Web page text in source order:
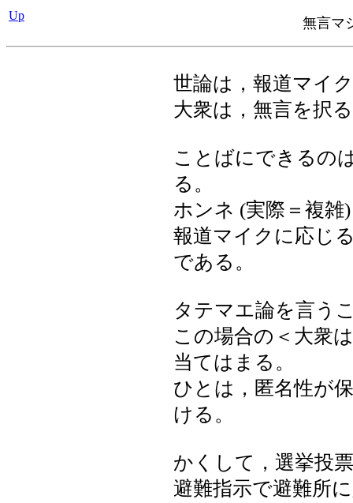
Up 無言マ
世論は，報道マイ
大衆は，無言を択
ことばにできるの
る。
ホンネ (実際＝複
報道マイクに応じ
である。
タテマエ論を言う
この場合の＜大衆
当てはまる。
ひとは，匿名性が
ける。
かくして，選挙投
避難指示で避難所